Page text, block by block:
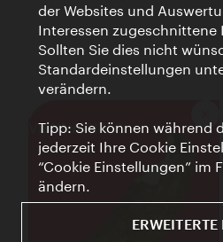
VIENNA BITES
der Websites und
Interessen
Sollten Sie dies nicht
Standardeinstellungen
verändern.
Tipp: Sie können während
jederzeit Ihre Cookie
“Cookie Einstellungen” im
ändern.